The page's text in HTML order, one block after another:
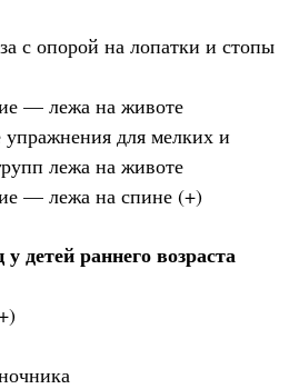
с опорой на лопатки и стопы
— лежа на животе
для мелких и
лежа на животе
— лежа на спине (+)
детей раннего возраста